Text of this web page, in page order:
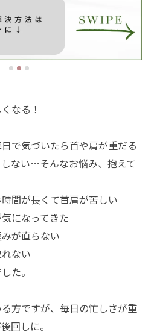
なる！
で気づいたら首や肩が重だる
ない…そんなお悩み、抱えて
間が長くて首肩が苦しい
になってきた
が直らない
ない
た。
方ですが、毎日の忙しさが重
回しに。